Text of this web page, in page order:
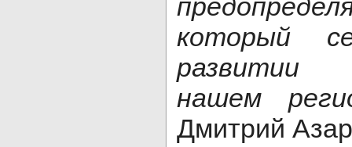
который
развитии
нашем
Дмитрий